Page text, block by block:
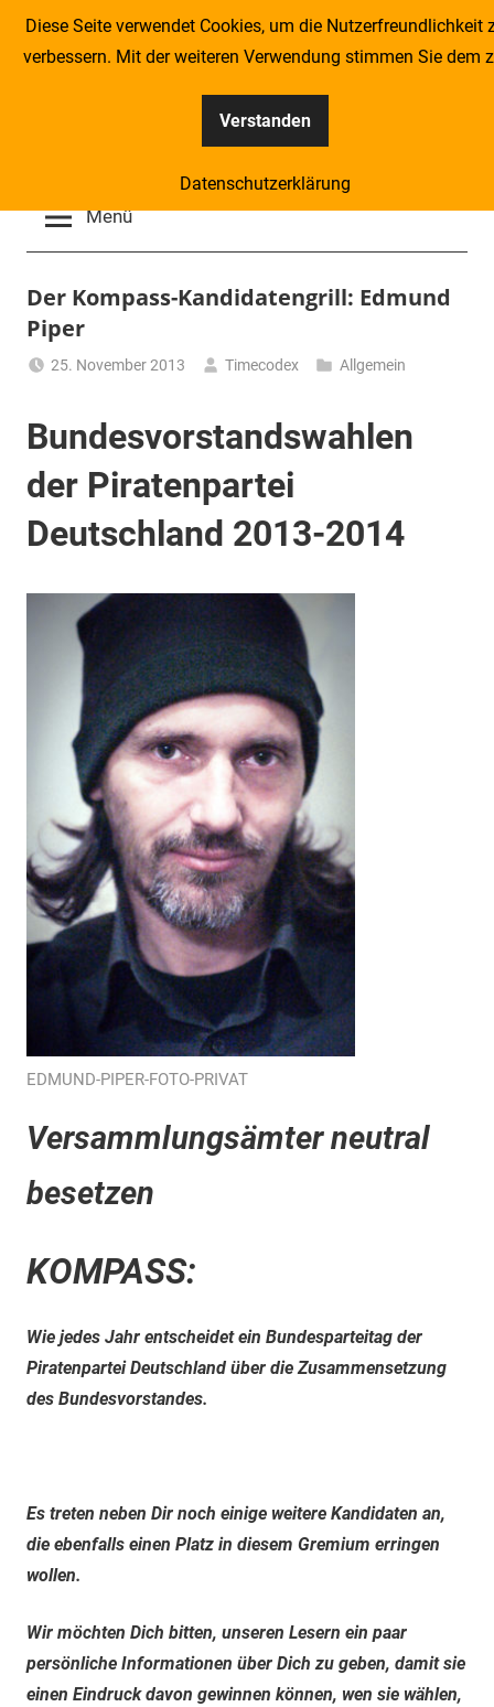
Zum
Kompass
–
Zeitung
für
Menü
Der Kompass-Kandidatengrill: Edmund
Piper
25. November 2013 Timecodex Allgemein
Bundesvorstandswahlen
der Piratenpartei
Deutschland 2013-2014
EDMUND-PIPER-FOTO-PRIVAT
Versammlungsämter neutral
besetzen
KOMPASS:
Wie jedes Jahr entscheidet ein Bundesparteitag der
Piratenpartei Deutschland über die Zusammensetzung
des Bundesvorstandes.
Es treten neben Dir noch einige weitere Kandidaten an,
die ebenfalls einen Platz in diesem Gremium erringen
wollen.
Wir möchten Dich bitten, unseren Lesern ein paar
persönliche Informationen über Dich zu geben, damit sie
einen Eindruck davon gewinnen können, wen sie wählen,
Diese Seite verwendet Cookies, um die Nutzerfreundlichkeit
verbessern. Mit der weiteren Verwendung stimmen Sie dem
Verstanden
Datenschutzerklärung